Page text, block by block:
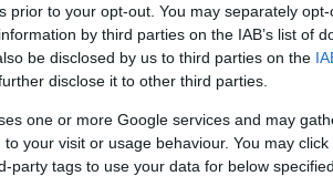
prior to your opt-out. You may separately
by third parties on the IAB’s list of
be disclosed by us to third parties on the
disclose it to other third parties.
one or more Google services and may
your visit or usage behaviour. You may
party tags to use your data for below
στο@MegaTvOfficial, σε άλλο
εκμετάλλευσης του ανθρώπινου
εξής:
στις 10/04/2023 «έδωσα